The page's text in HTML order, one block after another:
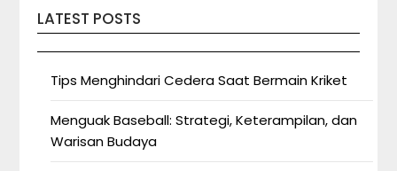
LATEST POSTS
Tips Menghindari Cedera Saat Bermain Kriket
Menguak Baseball: Strategi, Keterampilan, dan
Warisan Budaya